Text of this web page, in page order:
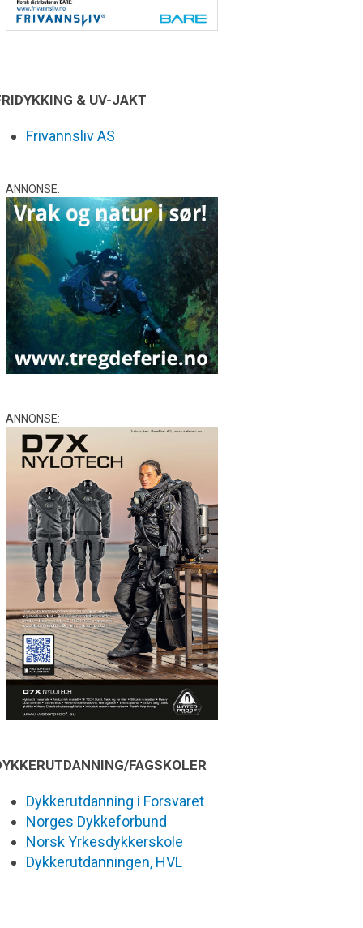
& UV-JAKT
Frivannsliv AS
ANNONSE:
ANNONSE:
FAGSKOLER
Dykkerutdanning i Forsvaret
Norges Dykkeforbund
Norsk Yrkesdykkerskole
Dykkerutdanningen, HVL